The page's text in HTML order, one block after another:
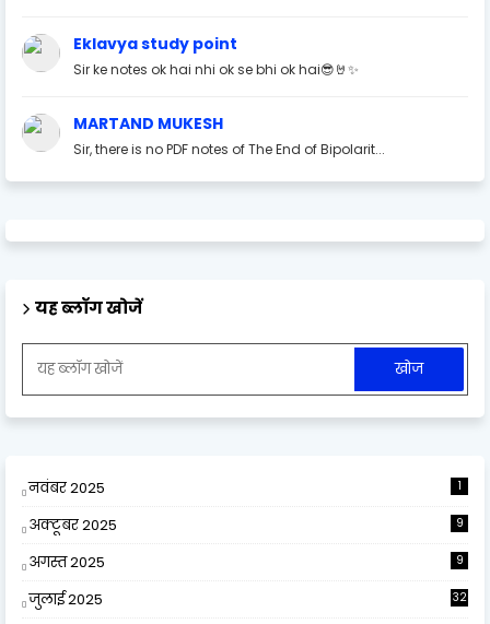
Eklavya study point
Sir ke notes ok hai nhi ok se bhi ok hai😎🤘✨
MARTAND MUKESH
Sir, there is no PDF notes of The End of Bipolarit...
यह ब्लॉग खोजें
नवंबर 2025 1
अक्टूबर 2025 9
अगस्त 2025 9
जुलाई 2025 32